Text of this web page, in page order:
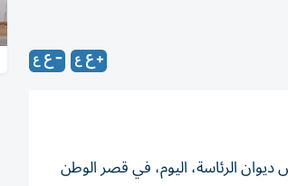
الرئاسة، اليوم، في قصر الوطن